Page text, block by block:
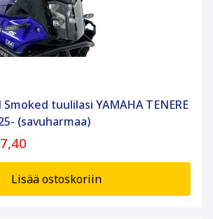
Smoked tuulilasi YAMAHA TENERE
(savuharmaa)
Lisää ostoskoriin